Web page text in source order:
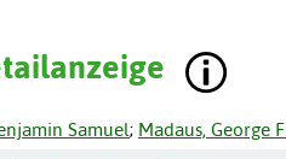
Samuel; Madaus, George F.